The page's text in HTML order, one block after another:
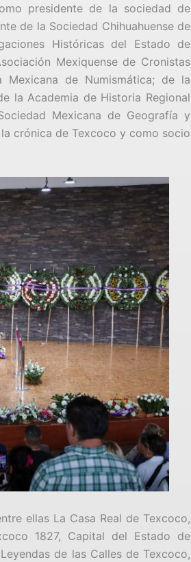
presidente de la sociedad de
de la Sociedad Chihuahuense de
Históricas del Estado de
Mexiquense de Cronistas
de Numismática; de la
la Academia de Historia Regional
Mexicana de Geografía y
crónica de Texcoco y como socio
ellas La Casa Real de Texcoco,
1827, Capital del Estado de
de las Calles de Texcoco,